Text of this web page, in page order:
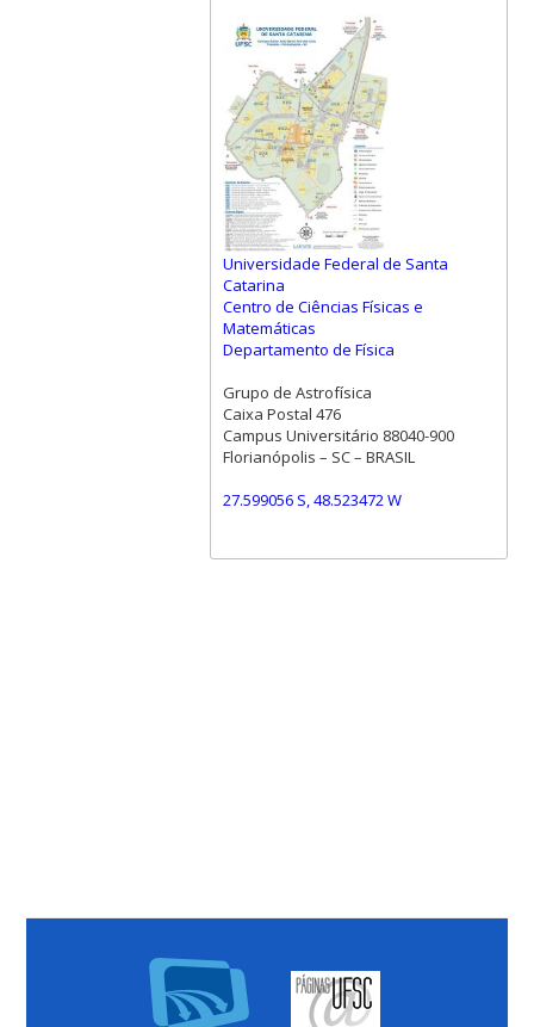
Universidade Federal de Santa
Catarina
Centro de Ciências Físicas e
Matemáticas
Departamento de Física
Grupo de Astrofísica
Caixa Postal 476
Campus Universitário 88040-900
Florianópolis – SC – BRASIL
27.599056 S, 48.523472 W